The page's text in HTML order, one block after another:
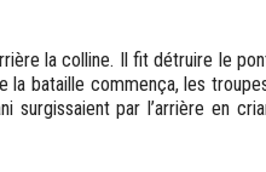
la colline. Il fit détruire le
bataille commença, les
par l’arrière en